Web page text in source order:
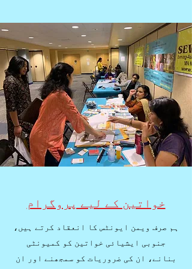
خواتین کے لیے پروگرام
ہم صرف ویمن ایونٹس کا انعقاد کرتے ہیں،
جنوبی ایشیائی خواتین کو کمیونٹی
بنانے، ان کی ضروریات کو سمجھنے اور ان